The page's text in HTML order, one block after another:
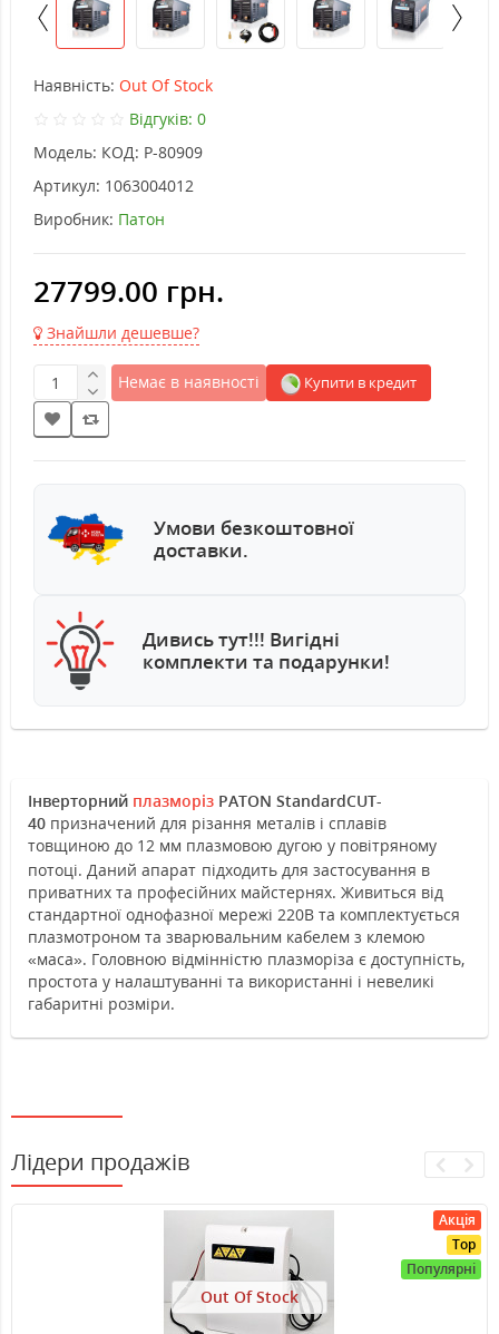
Наявність: Out Of Stock
Відгуків: 0
Модель: КОД: P-80909
Артикул: 1063004012
Виробник: Патон
27799.00 грн.
Знайшли дешевше?
Немає в наявності Купити в кредит
Умови безкоштовної
доставки.
Дивись тут!!! Вигідні
комплекти та подарунки!
Інверторний плазморіз PATON StandardCUT-
40 призначений для різання металів і сплавів
товщиною до 12 мм плазмовою дугою у повітряному
потоці. Даний апарат підходить для застосування в
приватних та професійних майстернях. Живиться від
стандартної однофазної мережі 220В та комплектується
плазмотроном та зварювальним кабелем з клемою
«маса». Головною відмінністю плазморіза є доступність,
простота у налаштуванні та використанні і невеликі
габаритні розміри.
Лідери продажів
Акція
Top
Популярні
Out Of Stock